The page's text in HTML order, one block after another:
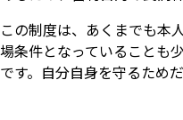
この制度は、あくまでも本
場条件となっていることも
です。自分自身を守るため